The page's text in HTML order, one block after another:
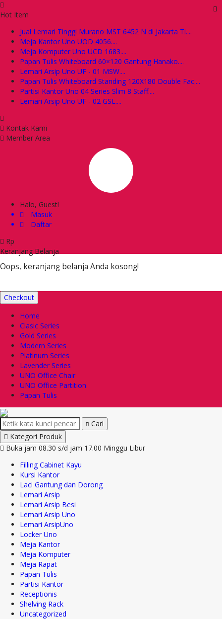
Hot Item
Jual Lemari Tinggi Murano MST 6452 N di Jakarta Ti....
Meja Kantor Uno UOD 4056....
Meja Komputer Uno UCD 1683....
Papan Tulis Whiteboard 60×120 Gantung Hanako....
Lemari Arsip Uno UF - 01 MSW....
Papan Tulis Whiteboard Standing 120X180 Double Fac....
Partisi Kantor Uno 04 Series Slim 8 Staff....
Lemari Arsip Uno UF - 02 GSL....
Kontak Kami
Member Area
Halo, Guest!
Masuk
Daftar
Rp
Keranjang Belanja
Oops, keranjang belanja Anda kosong!
Checkout
Home
Clasic Series
Gold Series
Modern Series
Platinum Series
Lavender Series
UNO Office Chair
UNO Office Partition
Papan Tulis
Cari
Kategori Produk
Buka jam 08.30 s/d jam 17.00 Minggu Libur
Filling Cabinet Kayu
Kursi Kantor
Laci Gantung dan Dorong
Lemari Arsip
Lemari Arsip Besi
Lemari Arsip Uno
Lemari ArsipUno
Locker Uno
Meja Kantor
Meja Komputer
Meja Rapat
Papan Tulis
Partisi Kantor
Receptionis
Shelving Rack
Uncategorized